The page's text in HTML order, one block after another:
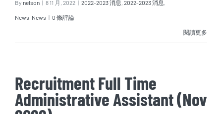
By nelson | 8 11 月, 2022 | 2022-2023 消息 , 2022-2023 消息 ,
News, News | 0 條評論
閱讀更多
Recruitment Full Time
Administrative Assistant (Nov